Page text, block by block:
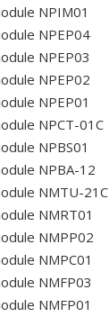
NPIM01
NPEP04
NPEP03
NPEP02
NPEP01
NPCT-01C
NPBS01
NPBA-12
NMTU-21C
NMRT01
NMPP02
NMPC01
NMFP03
NMFP01